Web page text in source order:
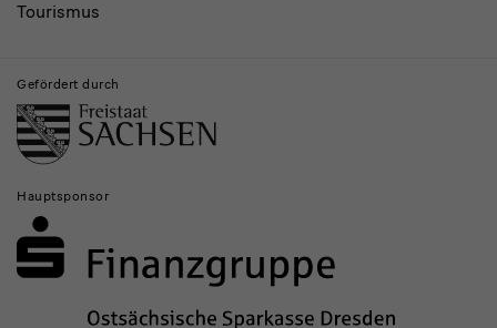
Tourismus
Gefördert durch
Hauptsponsor